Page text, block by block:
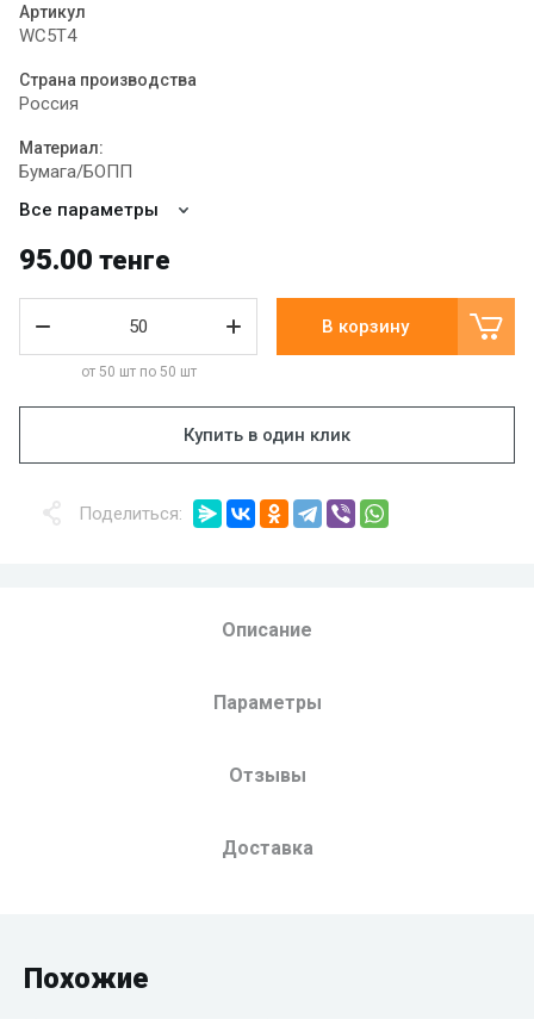
Артикул
WC5T4
Страна производства
Россия
Материал:
Бумага/БОПП
Все параметры
95.00 тенге
от 50 шт по 50 шт
В корзину
Купить в один клик
Поделиться:
Описание
Параметры
Отзывы
Доставка
Похожие